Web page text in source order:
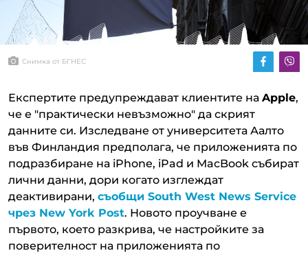
Снимка от БГНЕС
Експертите предупреждават клиентите на Apple,
че е "практически невъзможно" да скрият
данните си. Изследване от университета Аалто
във Финландия предполага, че приложенията по
подразбиране на iPhone, iPad и MacBook събират
лични данни, дори когато изглеждат
деактивирани, съобщи South West News Service
чрез New York Post. Новото проучване е
първото, което разкрива, че настройките за
поверителност на приложенията по